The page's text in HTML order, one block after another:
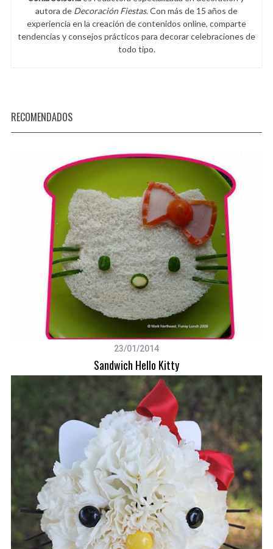
autora de Decoración Fiestas. Con más de 15 años de
experiencia en la creación de contenidos online, comparte
tendencias y consejos prácticos para decorar celebraciones de
todo tipo.
RECOMENDADOS
23/01/2014
Sandwich Hello Kitty